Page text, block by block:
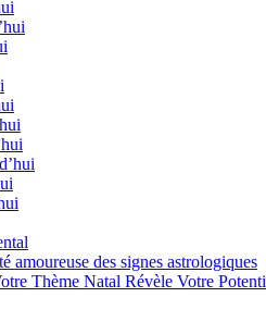
amoureuse des signes astrologiques
Thème Natal Révèle Votre